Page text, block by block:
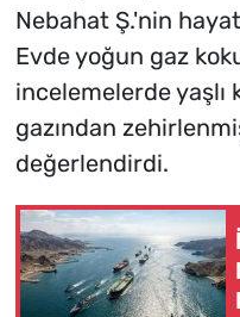
Nebahat Ş.'nin
Evde yoğun gaz
incelemelerde yaşlı
gazından
değerlendirdi.